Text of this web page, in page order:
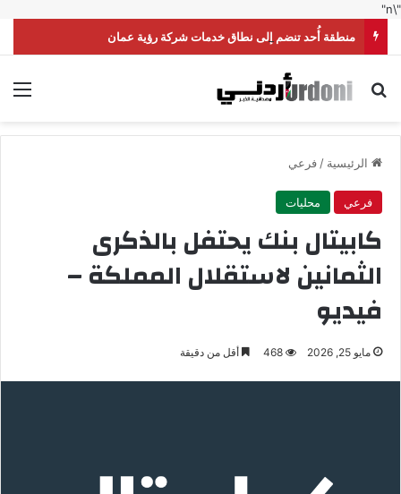
"\n"
منطقة أُحد تنضم إلى نطاق خدمات شركة رؤية عمان
بحث عن
الرئيسية /فرعي
فرعي محليات
كابيتال بنك يحتفل بالذكرى
الثمانين لاستقلال المملكة –
فيديو
مايو 25, 2026 468 أقل من دقيقة